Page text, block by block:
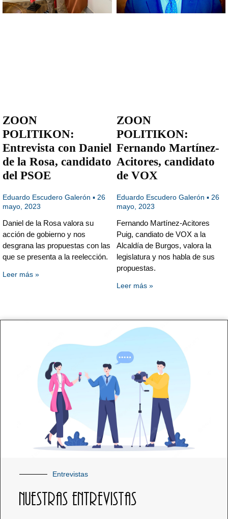
ZOON
POLITIKON:
Entrevista con Daniel
de la Rosa, candidato
del PSOE
Eduardo Escudero Galerón
26
mayo, 2023
Daniel de la Rosa valora su
acción de gobierno y nos
desgrana las propuestas con las
que se presenta a la reelección.
Leer más »
ZOON
POLITIKON:
Fernando Martínez-
Acitores, candidato
de VOX
Eduardo Escudero Galerón 26
mayo, 2023
Fernando Martínez-Acitores
Puig, candiato de VOX a la
Alcaldía de Burgos, valora la
legislatura y nos habla de sus
propuestas.
Leer más »
Entrevistas
nuestras entrevistas